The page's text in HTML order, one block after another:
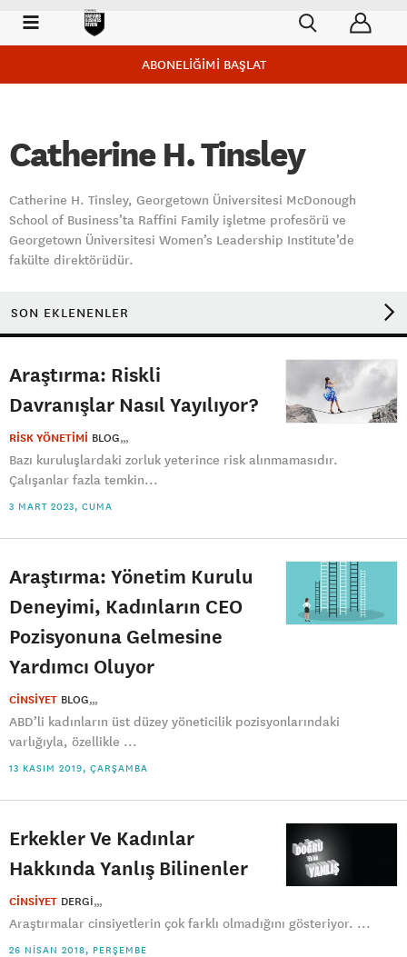
ABONELİĞİMİ BAŞLAT
Catherine H. Tinsley
Catherine H. Tinsley, Georgetown Üniversitesi McDonough
School of Business’ta Raffini Family işletme profesörü ve
Georgetown Üniversitesi Women’s Leadership Institute’de
fakülte direktörüdür.
SON EKLENENLER
Araştırma: Riskli
Davranışlar Nasıl Yayılıyor?
RİSK YÖNETİMİ BLOG
Bazı kuruluşlardaki zorluk yeterince risk alınmamasıdır.
Çalışanlar fazla temkin...
3 MART 2023, CUMA
Araştırma: Yönetim Kurulu
Deneyimi, Kadınların CEO
Pozisyonuna Gelmesine
Yardımcı Oluyor
CİNSİYET BLOG
ABD’li kadınların üst düzey yöneticilik pozisyonlarındaki
varlığıyla, özellikle ...
13 KASIM 2019, ÇARŞAMBA
Erkekler Ve Kadınlar
Hakkında Yanlış Bilinenler
CİNSİYET DERGI
Araştırmalar cinsiyetlerin çok farklı olmadığını gösteriyor. ...
26 NISAN 2018, PERŞEMBE